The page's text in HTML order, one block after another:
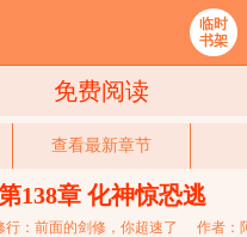
临时
书架
免费阅读
查看最新章节
138章 化神惊恐逃
行：前面的剑修，你超速了 作者：